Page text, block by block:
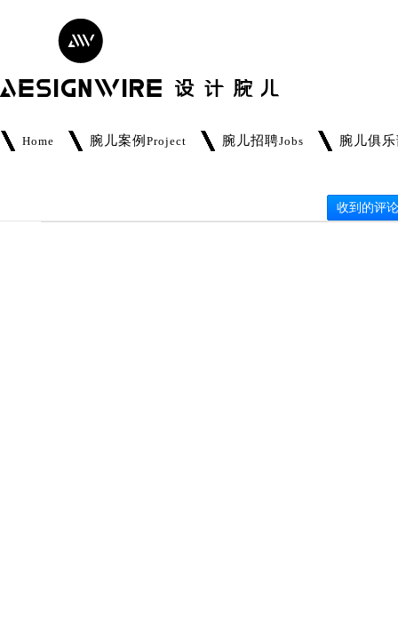
Home 腕儿案例 Project 腕儿招聘Jobs 腕儿俱
收到的评论